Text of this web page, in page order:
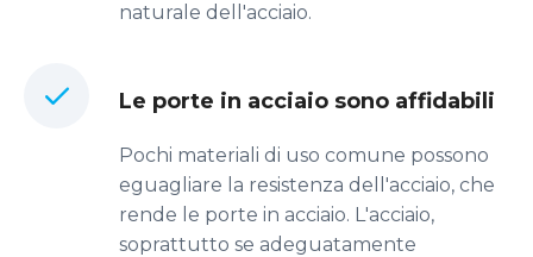
naturale dell'acciaio.
Le porte in acciaio sono affidabili
Pochi materiali di uso comune possono
eguagliare la resistenza dell'acciaio, che
rende le porte in acciaio. L'acciaio,
soprattutto se adeguatamente